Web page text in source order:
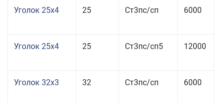
Уголок 25x4 25 Ст3пс/сп 6000
Уголок 25x4 25 Ст3пс/сп5 12000
Уголок 32x3 32 Ст3пс/сп 6000